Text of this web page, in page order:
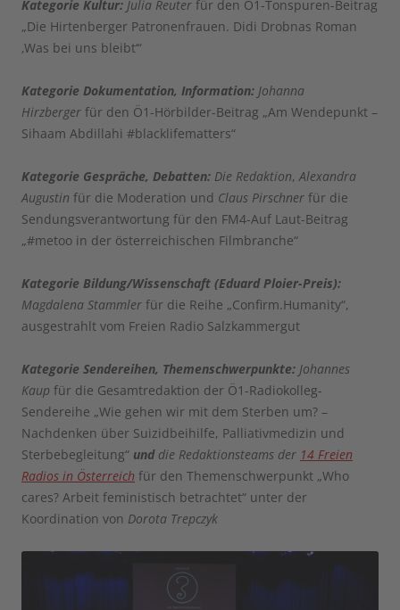
Kategorie Kultur: Julia Reuter für den Ö1-Tonspuren-Beitrag
„Die Hirtenberger Patronenfrauen. Didi Drobnas Roman
‚Was bei uns bleibt‘“
Kategorie Dokumentation, Information: Johanna
Hirzberger für den Ö1-Hörbilder-Beitrag „Am Wendepunkt –
Sihaam Abdillahi #blacklifematters“
Kategorie Gespräche, Debatten: Die Redaktion, Alexandra
Augustin für die Moderation und Claus Pirschner für die
Sendungsverantwortung für den FM4-Auf Laut-Beitrag
„#metoo in der österreichischen Filmbranche“
Kategorie Bildung/Wissenschaft (Eduard Ploier-Preis):
Magdalena Stammler für die Reihe „Confirm.Humanity“,
ausgestrahlt vom Freien Radio Salzkammergut
Kategorie Sendereihen, Themenschwerpunkte: Johannes
Kaup für die Gesamtredaktion der Ö1-Radiokolleg-
Sendereihe „Wie gehen wir mit dem Sterben um? –
Nachdenken über Suizidbeihilfe, Palliativmedizin und
Sterbebegleitung“ und die Redaktionsteams der 14 Freien
Radios in Österreich für den Themenschwerpunkt „Who
cares? Arbeit feministisch betrachtet“ unter der
Koordination von Dorota Trepczyk